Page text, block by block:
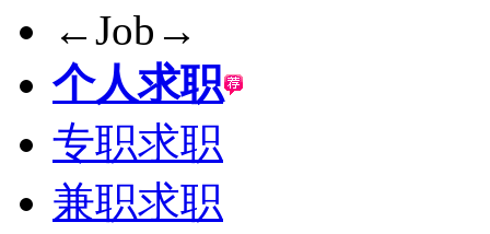
←Job→
个人求职
专职求职
兼职求职